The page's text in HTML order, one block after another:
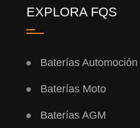
EXPLORA FQS
Baterías Automoción
Baterías Moto
Baterías AGM